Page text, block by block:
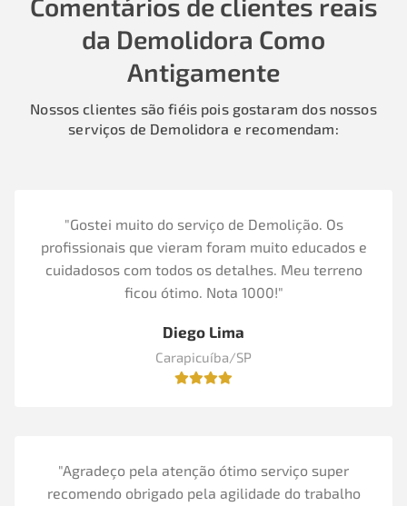
Comentários de clientes reais
da Demolidora Como
Antigamente
Nossos clientes são fiéis pois gostaram dos nossos
serviços de Demolidora e recomendam:
"Gostei muito do serviço de Demolição. Os
profissionais que vieram foram muito educados e
cuidadosos com todos os detalhes. Meu terreno
ficou ótimo. Nota 1000!"
Diego Lima
Carapicuíba/SP
"Agradeço pela atenção ótimo serviço super
recomendo obrigado pela agilidade do trabalho